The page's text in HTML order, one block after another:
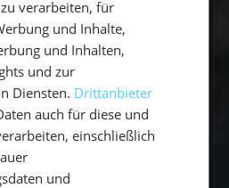
Buchung
verarbeiten, für
und Inhalte,
und Inhalten,
und zur
Diensten. Drittanbieter
auch für diese und
einschließlich
und